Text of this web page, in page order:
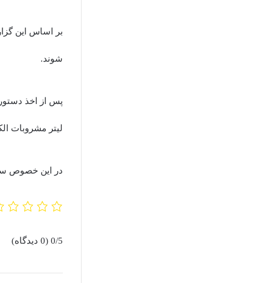
بر اساس این
شوند.
پس از اخذ
لیتر مشروبات
در این خصوص سه
0/5 (0 دیدگاه)